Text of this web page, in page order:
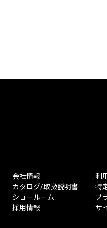
会社情報
カタログ/取扱説明書
ショールーム
採用情報
利
特
プ
サ